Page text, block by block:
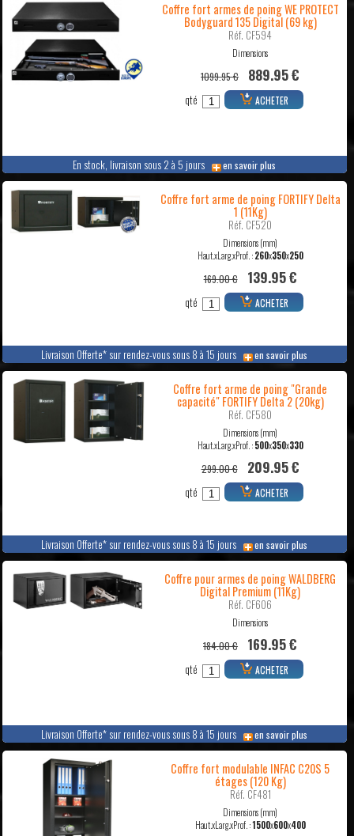
En stock, livraison sous 2 à 5 jours en savoir plus
Coffre fort armes de poing WE PROTECT
Bodyguard 135 Digital (69 kg)
Réf. CF594
Dimensions
1099.95 € 889.95 €
qté ACHETER
Livraison Offerte* sur rendez-vous sous 8 à 15 jours en savoir plus
Coffre fort arme de poing FORTIFY Delta
1 (11Kg)
Réf. CF520
Dimensions (mm)
Haut.xLarg.xProf. :260x350x250
169.00 € 139.95 €
qté ACHETER
Livraison Offerte* sur rendez-vous sous 8 à 15 jours en savoir plus
Coffre fort arme de poing "Grande
capacité" FORTIFY Delta 2 (20kg)
Réf. CF580
Dimensions (mm)
Haut.xLarg.xProf. :500x350x330
299.00 € 209.95 €
qté ACHETER
Livraison Offerte* sur rendez-vous sous 8 à 15 jours en savoir plus
Coffre pour armes de poing WALDBERG
Digital Premium (11Kg)
Réf. CF606
Dimensions
184.00 € 169.95 €
qté ACHETER
Coffre fort modulable INFAC C20S 5
étages (120 Kg)
Réf. CF481
Dimensions (mm)
Haut.xLarg.xProf. :1500x600x400